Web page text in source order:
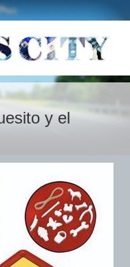
y el